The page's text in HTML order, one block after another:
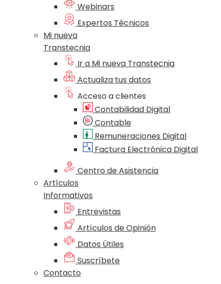
Webinars
Expertos Técnicos
Mi nueva
Transtecnia
Ir a Mi nueva Transtecnia
Actualiza tus datos
Acceso a clientes
Contabilidad Digital
Contable
Remuneraciones Digital
Factura Electrónica Digital
Centro de Asistencia
Artículos
Informativos
Entrevistas
Artículos de Opinión
Datos Útiles
Suscríbete
Contacto